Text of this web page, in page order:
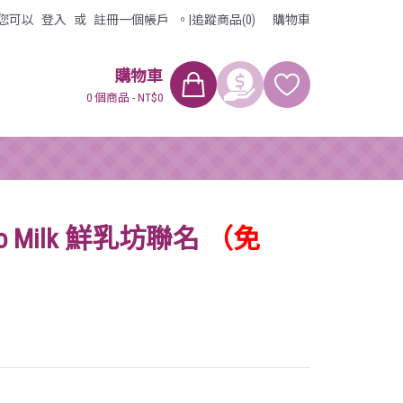
可以 登入 或 註冊一個帳戶 。 追蹤商品(0) 購物車
購物車
0 個商品 - NT$0
Milk 鮮乳坊聯名
（免